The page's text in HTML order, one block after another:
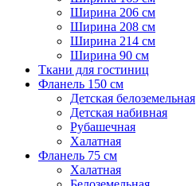
Ширина 206 см
Ширина 208 см
Ширина 214 см
Ширина 90 см
Ткани для гостиниц
Фланель 150 см
Детская белоземельная
Детская набивная
Рубашечная
Халатная
Фланель 75 см
Халатная